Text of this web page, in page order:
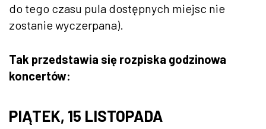
do tego czasu pula dostępnych miejsc nie
zostanie wyczerpana).
Tak przedstawia się rozpiska godzinowa
koncertów:
PIĄTEK, 15 LISTOPADA